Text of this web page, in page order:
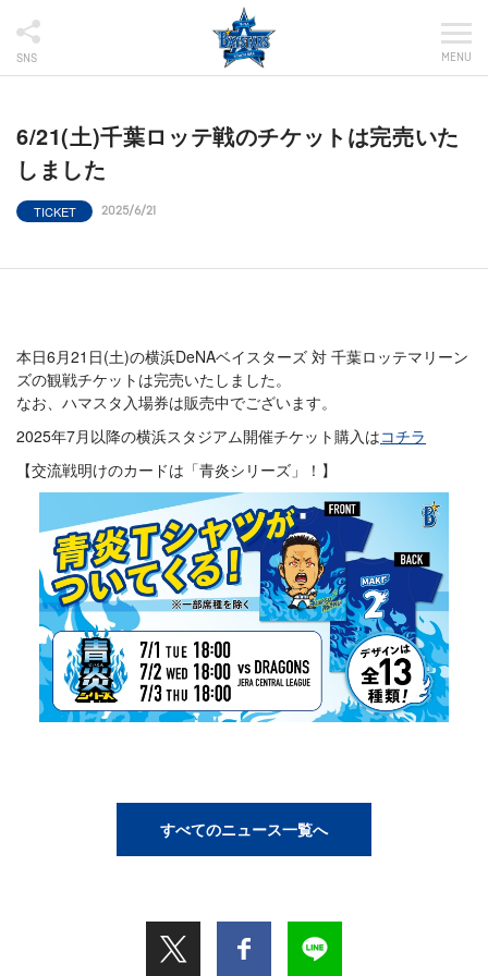
SNS MENU
6/21(土)千葉ロッテ戦のチケットは完売いた
しました
TICKET 2025/6/21
本日6月21日(土)の横浜DeNAベイスターズ 対 千葉ロッテマリーン
ズの観戦チケットは完売いたしました。
なお、ハマスタ入場券は販売中でございます。
2025年7月以降の横浜スタジアム開催チケット購入はコチラ
【交流戦明けのカードは「青炎シリーズ」！】
すべてのニュース一覧へ